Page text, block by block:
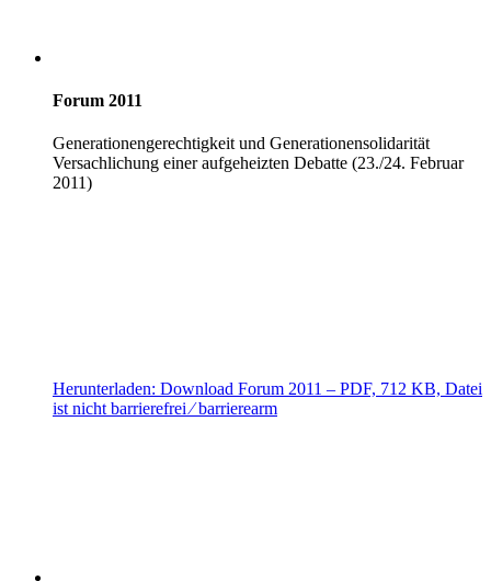
Forum 2011
Generationengerechtigkeit und Generationensolidarität
Versachlichung einer aufgeheizten Debatte (23./24. Februar
2011)
Herunterladen: Download Forum 2011 – PDF, 712 KB, Datei
ist nicht barrierefrei ⁄ barrierearm